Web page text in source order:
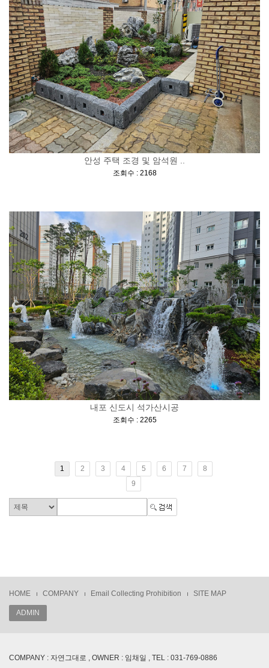
안성 주택 조경 및 암석원 ..
조회수 : 2168]
내포 신도시 석가산시공
조회수 : 2265]
1 2 3 4 5 6 7
8
9
HOME COMPANY Email Collecting Prohibition SITE MAP
ADMIN
COMPANY : 자연그대로 , OWNER : 임채일 , TEL : 031-769-0886